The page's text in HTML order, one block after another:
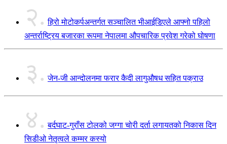
२. हिरो मोटोकर्पअन्तर्गत सञ्चालित भीआईडिएले आफ्नो पहिलो
अन्तर्राष्ट्रिय बजारका रूपमा नेपालमा औपचारिक प्रवेश गरेको घोषणा
३. जेन-जी आन्दोलनमा फरार कैदी लागुऔषध सहित पक्राउ
४. बर्दघाट-गुराँस टोलको जग्गा चोरी दर्ता लगायतको निकास दिन
सिडीओ नेतृत्वले कम्मर कस्यो